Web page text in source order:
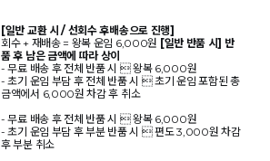
[일반 교환 시 / 선회수 후배송으로 진행]
회수 + 재배송 = 왕복 운임 6,000원 [일반 반품 시] 반
품 후 남은 금액에 따라 상이
- 무료 배송 후 전체 반품 시  왕복 6,000원
- 초기 운임 부담 후 전체 반품 시  초기 운임 포함된 총
금액에서 6,000원 차감 후 취소
- 무료 배송 후 전체 반품 시  왕복 6,000원
- 초기 운임 부담 후 부분 반품 시  편도 3,000원 차감
후 부분 취소